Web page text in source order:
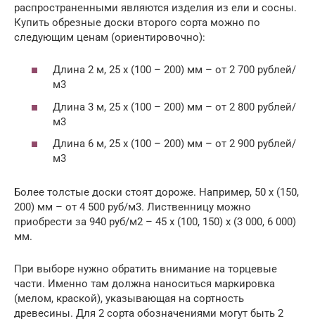
распространенными являются изделия из ели и сосны.
Купить обрезные доски второго сорта можно по
следующим ценам (ориентировочно):
Длина 2 м, 25 х (100 – 200) мм – от 2 700 рублей/
м3
Длина 3 м, 25 х (100 – 200) мм – от 2 800 рублей/
м3
Длина 6 м, 25 х (100 – 200) мм – от 2 900 рублей/
м3
Более толстые доски стоят дороже. Например, 50 х (150,
200) мм – от 4 500 руб/м3. Лиственницу можно
приобрести за 940 руб/м2 – 45 х (100, 150) х (3 000, 6 000)
мм.
При выборе нужно обратить внимание на торцевые
части. Именно там должна наноситься маркировка
(мелом, краской), указывающая на сортность
древесины. Для 2 сорта обозначениями могут быть 2